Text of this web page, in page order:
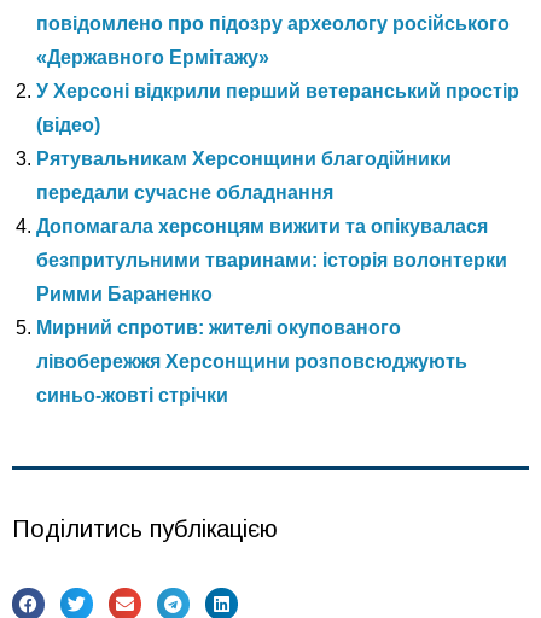
повідомлено про підозру археологу російського
«Державного Ермітажу»
У Херсоні відкрили перший ветеранський простір
(відео)
Рятувальникам Херсонщини благодійники
передали сучасне обладнання
Допомагала херсонцям вижити та опікувалася
безпритульними тваринами: історія волонтерки
Римми Бараненко
Мирний спротив: жителі окупованого
лівобережжя Херсонщини розповсюджують
синьо-жовті стрічки
Поділитись публікацією